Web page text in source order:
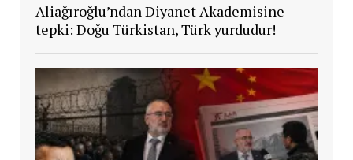
Aliağıroğlu’ndan Diyanet Akademisine
tepki: Doğu Türkistan, Türk yurdudur!